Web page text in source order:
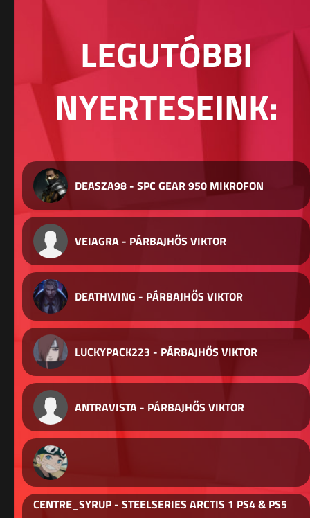
LEGUTÓBBI
NYERTESEINK:
DEASZA98 - SPC GEAR 950 MIKROFON
VEIAGRA - PÁRBAJHŐS VIKTOR
DEATHWING - PÁRBAJHŐS VIKTOR
LUCKYPACK223 - PÁRBAJHŐS VIKTOR
ANTRAVISTA - PÁRBAJHŐS VIKTOR
CENTRE_SYRUP - STEELSERIES ARCTIS 1 PS4 & PS5